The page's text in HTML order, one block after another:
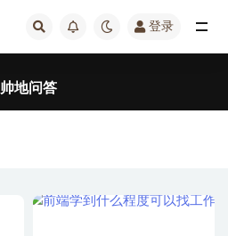
登录
帅地问答